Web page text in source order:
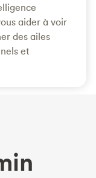
aider à voir
des ailes
et